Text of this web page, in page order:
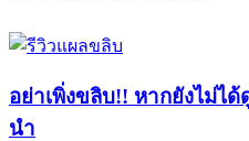
อย่าเพิ่งขลิบ!! หากยังไม่ไ
นำ